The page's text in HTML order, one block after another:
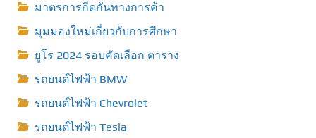
มาตรการกีดกันทางการค้า
มุมมองใหม่เกี่ยวกับการศึกษา
ยูโร 2024 รอบคัดเลือก ตาราง
รถยนต์ไฟฟ้า BMW
รถยนต์ไฟฟ้า Chevrolet
รถยนต์ไฟฟ้า Tesla